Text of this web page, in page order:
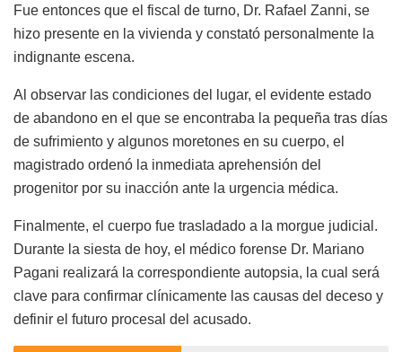
Fue entonces que el fiscal de turno, Dr. Rafael Zanni, se
hizo presente en la vivienda y constató personalmente la
indignante escena.
Al observar las condiciones del lugar, el evidente estado
de abandono en el que se encontraba la pequeña tras días
de sufrimiento y algunos moretones en su cuerpo, el
magistrado ordenó la inmediata aprehensión del
progenitor por su inacción ante la urgencia médica.
Finalmente, el cuerpo fue trasladado a la morgue judicial.
Durante la siesta de hoy, el médico forense Dr. Mariano
Pagani realizará la correspondiente autopsia, la cual será
clave para confirmar clínicamente las causas del deceso y
definir el futuro procesal del acusado.